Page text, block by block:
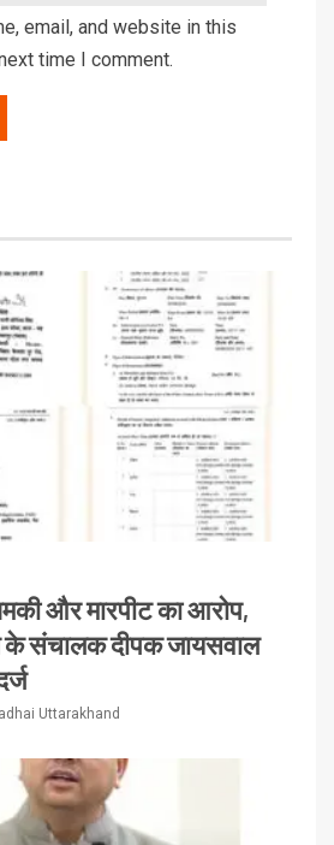
email, and website in this
time I comment.
और मारपीट का आरोप,
के संचालक दीपक जायसवाल
Uttarakhand